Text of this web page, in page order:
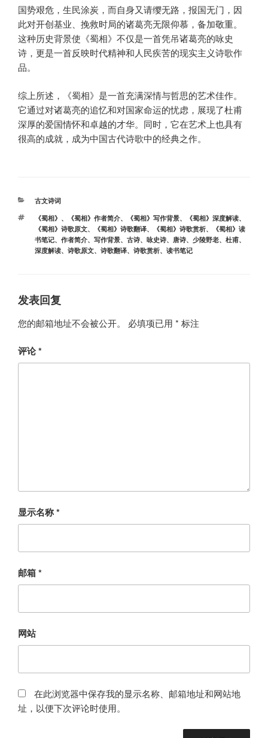
国势艰危，生民涂炭，而自身又请缨无路，报国无门，因
此对开创基业、挽救时局的诸葛亮无限仰慕，备加敬重。
这种历史背景使《蜀相》不仅是一首凭吊诸葛亮的咏史
诗，更是一首反映时代精神和人民疾苦的现实主义诗歌作
品。
综上所述，《蜀相》是一首充满深情与哲思的艺术佳作。
它通过对诸葛亮的追忆和对国家命运的忧虑，展现了杜甫
深厚的爱国情怀和卓越的才华。同时，它在艺术上也具有
很高的成就，成为中国古代诗歌中的经典之作。
分
古文诗词
标
签
《蜀相》 、 《蜀相》作者简介、 《蜀相》写作背景、 《蜀相》深度解读、
《蜀相》诗歌原文、 《蜀相》诗歌翻译、 《蜀相》诗歌赏析、
《蜀相》读
书笔记、 作者简介、 写作背景、 古诗、 咏史诗、 唐诗、 少陵野老、 杜甫、
深度解读、 诗歌原文、 诗歌翻译、 诗歌赏析、 读书笔记
发表回复
您的邮箱地址不会被公开。 必填项已用 * 标注
评论*
显示名称*
邮箱*
网站
在此浏览器中保存我的显示名称、邮箱地址和网站地
址，以便下次评论时使用。